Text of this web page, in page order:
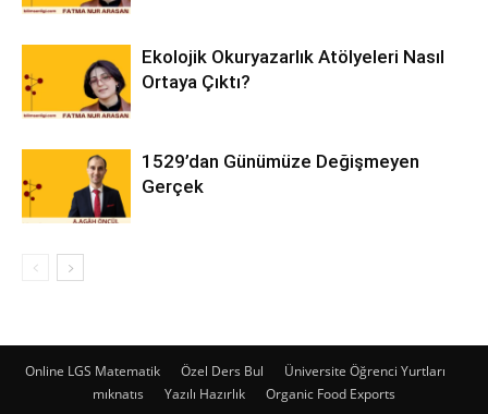
Ekolojik Okuryazarlık Atölyeleri Nasıl
Ortaya Çıktı?
1529’dan Günümüze Değişmeyen
Gerçek
Online LGS Matematik Özel Ders Bul
Üniversite Öğrenci Yurtları
mıknatıs
Yazılı Hazırlık Organic Food Exports